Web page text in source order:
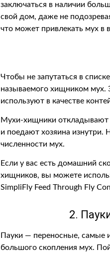
заключаться в наличии
свой дом, даже не
что может привлекать мух в
Чтобы не запутаться в
называемого хищником мух.
используют в качестве
Мухи-хищники откладывают
и поедают хозяина изнутри.
численности мух.
Если у вас есть домашний
хищников, вы можете
SimpliFly Feed Through Fly
2.
Пауки — переносные, самые
большого скопления мух.